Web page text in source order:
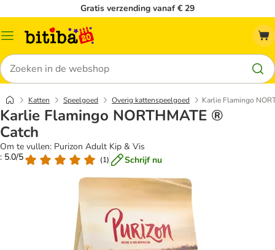
Gratis verzending vanaf € 29
Catalogusmenu
Zoeken
Katten Speelgoed Overig kattenspeelgoed Karlie Flamingo
Karlie Flamingo NORTHMATE ®
Catch
Om te vullen: Purizon Adult Kip & Vis
: 5.0/5
(1) Schrijf nu